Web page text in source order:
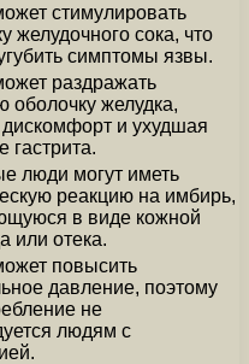
стимулировать
желудочного сока, что
симптомы язвы.
раздражать
оболочку желудка,
и ухудшая
гастрита.
люди могут иметь
реакцию на имбирь,
в виде кожной
или отека.
повысить
давление, поэтому
не
людям с